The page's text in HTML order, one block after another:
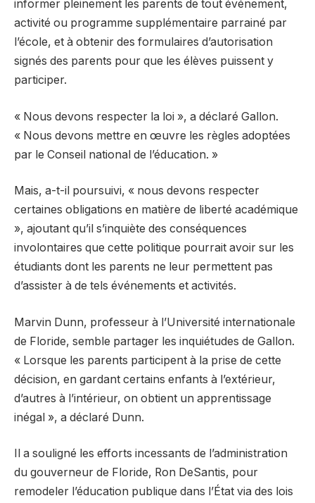
informer pleinement les parents de tout événement,
activité ou programme supplémentaire parrainé par
l’école, et à obtenir des formulaires d’autorisation
signés des parents pour que les élèves puissent y
participer.
« Nous devons respecter la loi », a déclaré Gallon.
« Nous devons mettre en œuvre les règles adoptées
par le Conseil national de l’éducation. »
Mais, a-t-il poursuivi, « nous devons respecter
certaines obligations en matière de liberté académique
», ajoutant qu’il s’inquiète des conséquences
involontaires que cette politique pourrait avoir sur les
étudiants dont les parents ne leur permettent pas
d’assister à de tels événements et activités.
Marvin Dunn, professeur à l’Université internationale
de Floride, semble partager les inquiétudes de Gallon.
« Lorsque les parents participent à la prise de cette
décision, en gardant certains enfants à l’extérieur,
d’autres à l’intérieur, on obtient un apprentissage
inégal », a déclaré Dunn.
Il a souligné les efforts incessants de l’administration
du gouverneur de Floride, Ron DeSantis, pour
remodeler l’éducation publique dans l’État via des lois